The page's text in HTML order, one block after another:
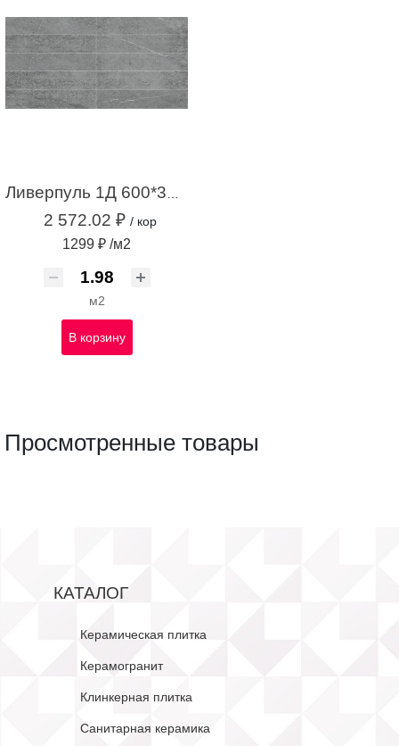
2 572.02 ₽ / кор
1299 ₽ /м2
м2
В корзину
Просмотренные товары
КАТАЛОГ
Керамическая плитка
Керамогранит
Клинкерная плитка
Санитарная керамика